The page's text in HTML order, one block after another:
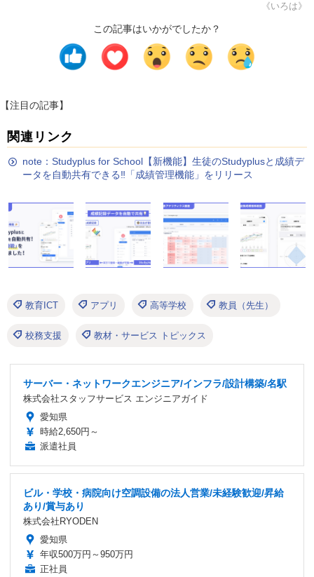
《いろは》
この記事はいかがでしたか？
【注目の記事】
関連リンク
note：Studyplus for School【新機能】生徒のStudyplusと成績デ
ータを自動共有できる‼︎「成績管理機能」をリリース
教育ICT アプリ 高等学校 教員（先生）
校務支援 教材・サービス トピックス
サーバー・ネットワークエンジニア/インフラ/設計構築/名駅
株式会社スタッフサービス エンジニアガイド
愛知県
時給2,650円～
派遣社員
ビル・学校・病院向け空調設備の法人営業/未経験歓迎/昇給
あり/賞与あり
株式会社RYODEN
愛知県
年収500万円～950万円
正社員